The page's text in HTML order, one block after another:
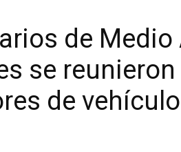
de
se reunieron
de